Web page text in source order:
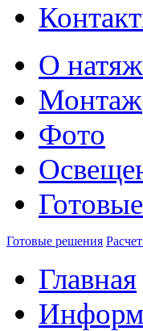
О
Монтаж
Фото
Готовые решения
Главная